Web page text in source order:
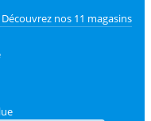
Découvrez nos 11 magasins